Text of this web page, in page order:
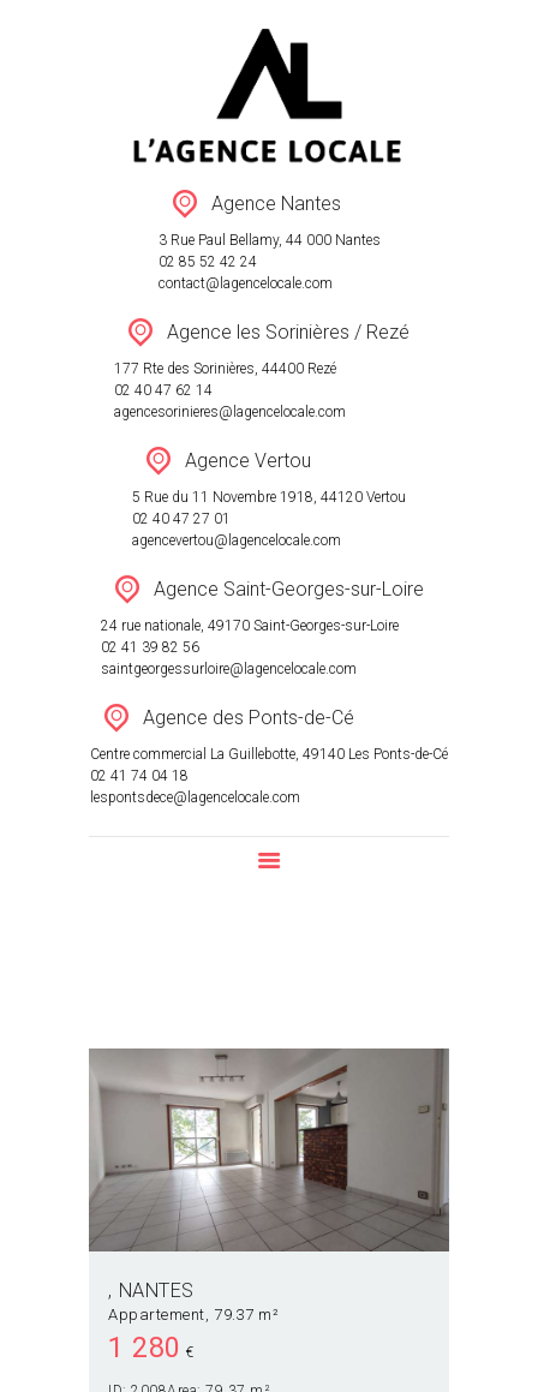
Agence Nantes
3 Rue Paul Bellamy, 44 000 Nantes
02 85 52 42 24
contact@lagencelocale.com
Agence les Sorinières / Rezé
177 Rte des Sorinières, 44400 Rezé
02 40 47 62 14
agencesorinieres@lagencelocale.com
Agence Vertou
5 Rue du 11 Novembre 1918, 44120 Vertou
02 40 47 27 01
agencevertou@lagencelocale.com
Agence Saint-Georges-sur-Loire
24 rue nationale, 49170 Saint-Georges-sur-Loire
02 41 39 82 56
saintgeorgessurloire@lagencelocale.com
Agence des Ponts-de-Cé
Centre commercial La Guillebotte, 49140 Les Ponts-de-Cé
02 41 74 04 18
lespontsdece@lagencelocale.com
VENTE
ESTIMATION
AGENCES
RÉSEAU
ACTUALITÉ
CONTACT
NANTES
Appartement 79.37 m²
1 280 €